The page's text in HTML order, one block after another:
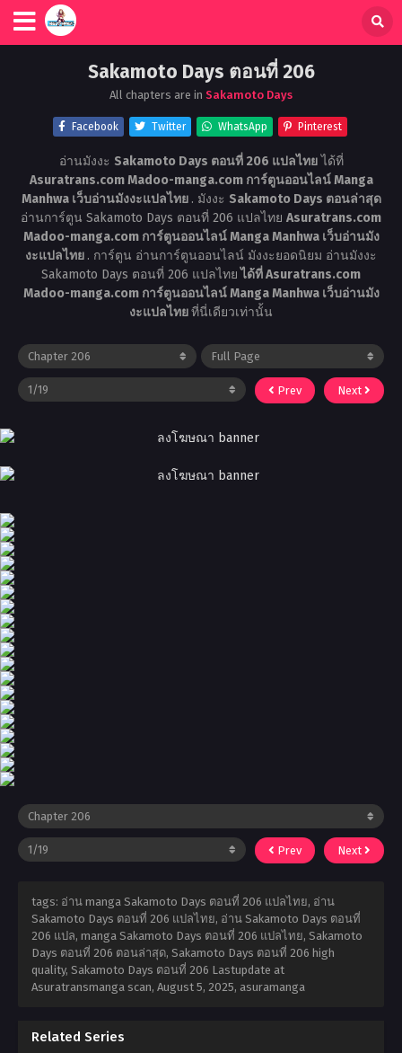
Sakamoto Days ตอนที่ 206
All chapters are in Sakamoto Days
Facebook Twitter WhatsApp Pinterest
อ่านมังงะ Sakamoto Days ตอนที่ 206 แปลไทยได้ที่
Asuratrans.com Madoo-manga.com การ์ตูนออนไลน์ Manga
Manhwa เว็บอ่านมังงะแปลไทย . มังงะ Sakamoto Days ตอนล่าสุด
อ่านการ์ตูน Sakamoto Days ตอนที่ 206 แปลไทย Asuratrans.com
Madoo-manga.com การ์ตูนออนไลน์ Manga Manhwa เว็บอ่านมัง
งะแปลไทย . การ์ตูน อ่านการ์ตูนออนไลน์ มังงะยอดนิยม อ่านมังงะ
Sakamoto Days ตอนที่ 206 แปลไทยได้ที่ Asuratrans.com
Madoo-manga.com การ์ตูนออนไลน์ Manga Manhwa เว็บอ่านมัง
งะแปลไทยที่นี่เดียวเท่านั้น
Prev Next
Prev Next
tags: อ่าน manga Sakamoto Days ตอนที่ 206 แปลไทย, อ่าน
Sakamoto Days ตอนที่ 206 แปลไทย, อ่าน Sakamoto Days ตอนที่
206 แปล, manga Sakamoto Days ตอนที่ 206 แปลไทย, Sakamoto
Days ตอนที่ 206 ตอนล่าสุด, Sakamoto Days ตอนที่ 206 high
quality, Sakamoto Days ตอนที่ 206 Lastupdate at
Asuratransmanga scan, August 5, 2025, asuramanga
Related Series